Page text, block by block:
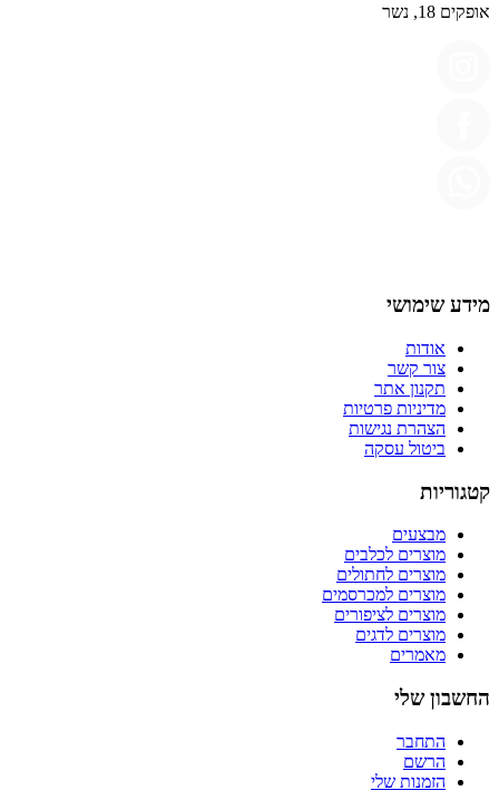
אופקים 18, נשר
מידע שימושי
אודות
צור קשר
תקנון אתר
מדיניות פרטיות
הצהרת נגישות
ביטול עסקה
קטגוריות
מבצעים
מוצרים לכלבים
מוצרים לחתולים
מוצרים למכרסמים
מוצרים לציפורים
מוצרים לדגים
מאמרים
החשבון שלי
התחבר
הרשם
הזמנות שלי